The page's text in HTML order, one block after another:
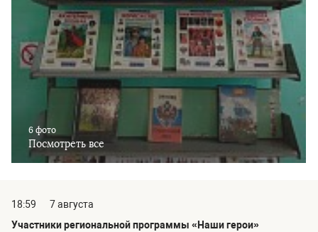
6 фото
Посмотреть все
18:59
7 августа
Участники региональной программы «Наши герои»